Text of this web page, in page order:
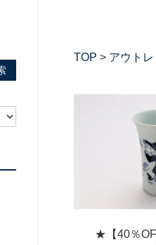
TOP > アウト
★【40％